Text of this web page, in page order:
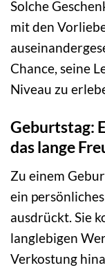
Solche
mit den
Chance, seine
Niveau zu
Geburtstag:
das lange
Zu einem
ein
ausdrückt. Sie
langlebigen
Verkostung